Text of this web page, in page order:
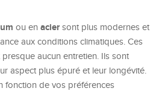
ou en aciersont plus modernes et
aux conditions climatiques. Ces
aucun entretien. Ils sont
aspect plus épuré et leur longévité.
fonction de vos préférences